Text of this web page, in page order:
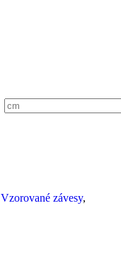
Vzorované závesy,